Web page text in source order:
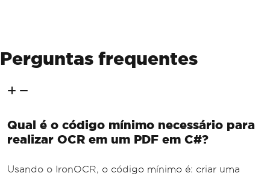
Perguntas frequentes
Qual é o código mínimo necessário para
realizar OCR em um PDF em C#?
Usando o IronOCR, o código mínimo é: criar uma